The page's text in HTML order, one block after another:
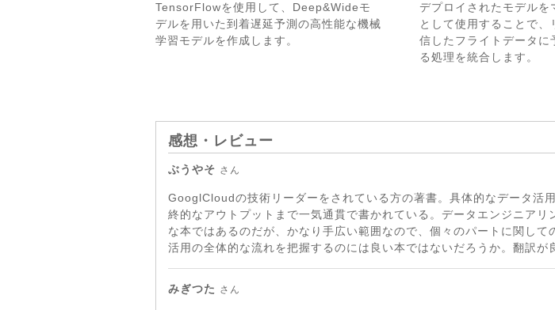
TensorFlowを使用して、Deep&Wideモ
デルを用いた到着遅延予測の高性能な機械
学習モデルを作成します。
デプロイされたモデルを
として使用することで、
信したフライトデータに
る処理を統合します。
感想・レビュー
ぶうやそ さん
GooglCloudの技術リーダーをされている方の著書。具体的なデータ活
終的なアウトプットまで一気通貫で書かれている。データエンジニア
な本ではあるのだが、かなり手広い範囲なので、個々のパートに関し
活用の全体的な流れを把握するのには良い本ではないだろうか。翻訳
みぎつた さん